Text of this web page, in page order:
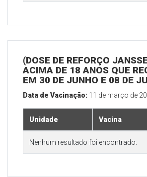
(DOSE DE REFORÇO
ACIMA DE 18 ANOS QUE
EM 30 DE JUNHO E 08 DE
Data de Vacinação: 11 de março de
Unidade Vacina
Nenhum resultado foi encontrado.